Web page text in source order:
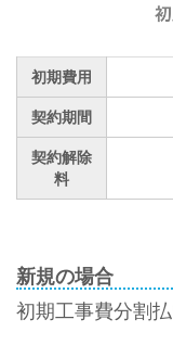
初期費用
契約期間
契約解除
料
新規の場合
初期工事費分割